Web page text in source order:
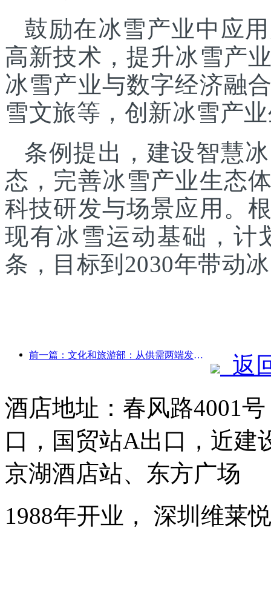
鼓励在冰雪产业中应
高新技术，提升冰雪产
冰雪产业与数字经济融
雪文旅等，创新冰雪产
条例提出，建设智慧
态，完善冰雪产业生态
科技研发与场景应用。
现有冰雪运动基础，计
条，目标到2030年带动
前一篇：文化和旅游部：从供需两端发力，引导文旅消费活动出行
返
酒店地址：春风路4001
口，国贸站A出口，近建
京湖酒店站、东方广场
1988年开业， 深圳维